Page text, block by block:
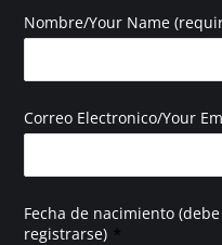
Nombre/Your Name
Correo Electronico/Your
Fecha de nacimiento
registrarse) *